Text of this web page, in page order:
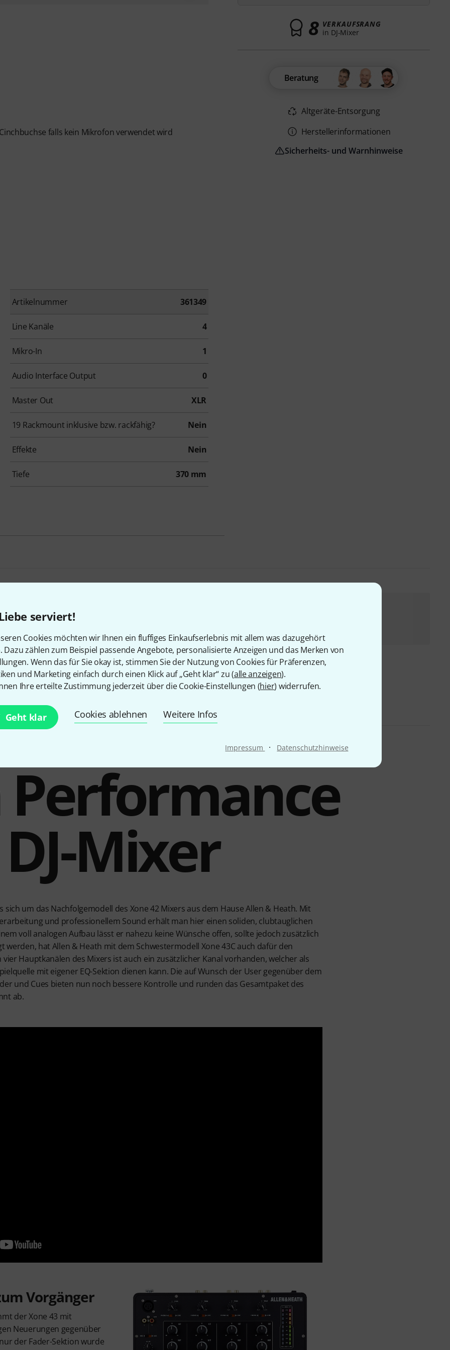
serviert!
Cookies möchten wir Ihnen ein fluffiges Einkaufserlebnis mit allem was dazugehört
Dazu zählen zum Beispiel passende Angebote, personalisierte Anzeigen und das Merken von
Wenn das für Sie okay ist, stimmen Sie der Nutzung von Cookies für Präferenzen,
und Marketing einfach durch einen Klick auf „Geht klar“ zu (alle anzeigen).
Ihre erteilte Zustimmung jederzeit über die Cookie-Einstellungen (hier) widerrufen.
Geht klar Cookies ablehnen Weitere Infos
Impressum · Datenschutzhinweise
falls kein Mikrofon verwendet wird
Artikelnummer 361349
Line Kanäle 4
Mikro-In 1
Audio Interface Output 0
Master Out XLR
19 Rackmount inklusive bzw. rackfähig? Nein
Effekte Nein
Tiefe 370 mm
8 VERKAUFSRANG
in DJ-Mixer
Beratung
Altgeräte-Entsorgung
Herstellerinformationen
Sicherheits- und Warnhinweise
Ggf. mit leichten Gebrauchsspuren
575 €
+1
Bundle selbst zusammenstellen
ab 1.039 € BIS ZU 8% RABATT
DJ-Mixer
sich um das Nachfolgemodell des Xone 42 Mixers aus dem Hause Allen & Heath. Mit
und professionellem Sound erhält man hier einen soliden, clubtauglichen
voll analogen Aufbau lässt er nahezu keine Wünsche offen, sollte jedoch zusätzlich
werden, hat Allen & Heath mit dem Schwestermodell Xone 43C auch dafür den
Hauptkanälen des Mixers ist auch ein zusätzlicher Kanal vorhanden, welcher als
mit eigener EQ-Sektion dienen kann. Die auf Wunsch der User gegenüber dem
und Cues bieten nun noch bessere Kontrolle und runden das Gesamtpaket des
ab.
Vorgänger
der Xone 43 mit
Neuerungen gegenüber
der Fader-Sektion wurde